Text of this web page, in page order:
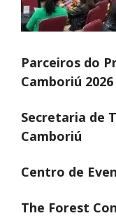
Parceiros do
Camboriú 2026
Secretaria de
Camboriú
Centro de
The Forest